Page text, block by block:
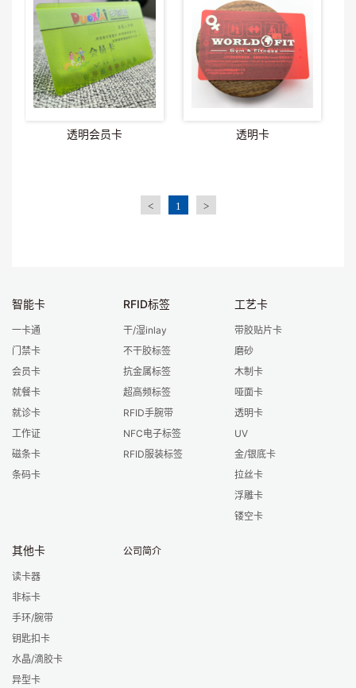
透明会员卡 透明卡
< 1 >
智能卡
一卡通
门禁卡
会员卡
就餐卡
就诊卡
工作证
磁条卡
条码卡
RFID标签
干/湿inlay
不干胶标签
抗金属标签
超高频标签
RFID手腕带
NFC电子标签
RFID服装标签
工艺卡
带胶贴片卡
磨砂
木制卡
哑面卡
透明卡
UV
金/银底卡
拉丝卡
浮雕卡
镂空卡
其他卡
读卡器
非标卡
手环/腕带
钥匙扣卡
水晶/滴胶卡
异型卡
公司简介